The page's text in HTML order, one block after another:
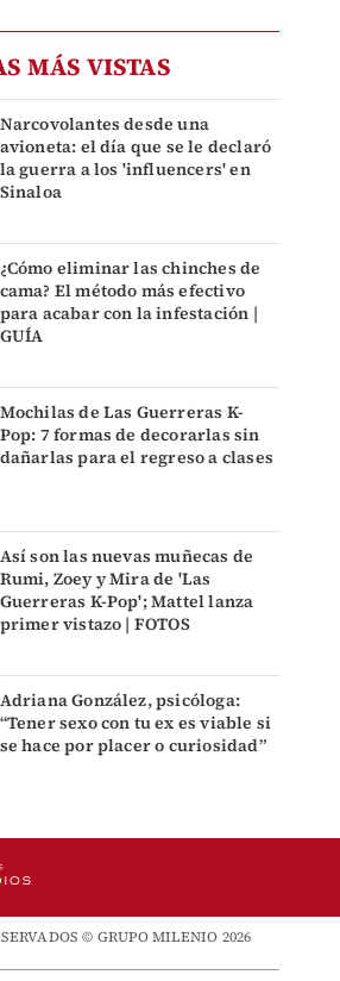
MÁS VISTAS
Narcovolantes desde una
avioneta: el día que se le declaró
la guerra a los 'influencers' en
Sinaloa
¿Cómo eliminar las chinches de
cama? El método más efectivo
para acabar con la infestación |
GUÍA
Mochilas de Las Guerreras K-
Pop: 7 formas de decorarlas sin
dañarlas para el regreso a clases
Así son las nuevas muñecas de
Rumi, Zoey y Mira de 'Las
Guerreras K-Pop'; Mattel lanza
primer vistazo | FOTOS
Adriana González, psicóloga:
“Tener sexo con tu ex es viable si
se hace por placer o curiosidad”
© GRUPO MILENIO 2026